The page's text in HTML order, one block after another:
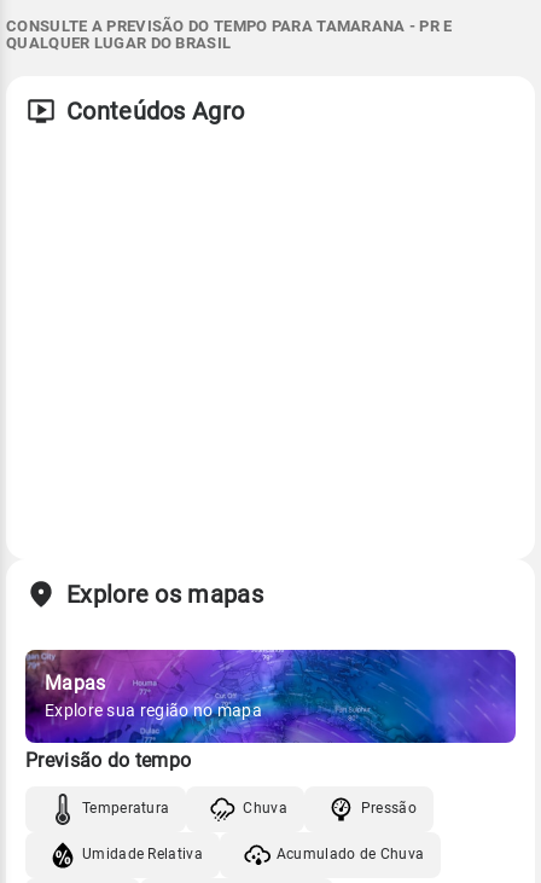
CONSULTE A PREVISÃO DO TEMPO PARA TAMARANA - PR E
QUALQUER LUGAR DO BRASIL
Conteúdos Agro
Explore os mapas
Mapas
Explore sua região no mapa
Previsão do tempo
Temperatura Chuva Pressão
Umidade Relativa Acumulado de Chuva